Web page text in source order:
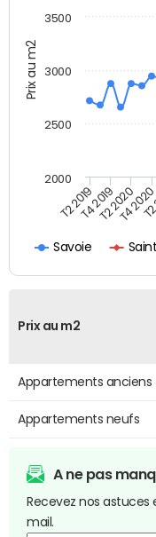
Prix au m2
Savoie
T2 2019T4 2019T2 2020T4 2020
2000
2500
3000
3500
Prix au m2
Appartements anciens
Appartements neufs
A ne pas
Recevez nos
mail.